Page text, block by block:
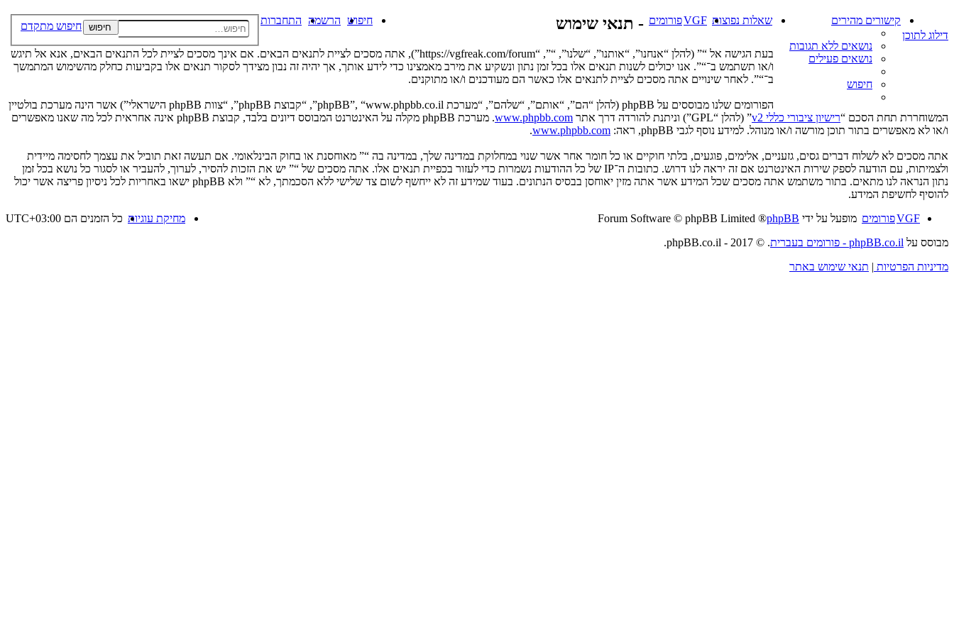
דילוג לתוכן
חיפוש חיפוש מתקדם קישורים מהירים
נושאים ללא תגובות
נושאים פעילים
חיפוש
שאלות נפוצות התחברות הרשמה VGFפורומים חיפוש - תנאי שימוש
בעת הגישה אל “” (להלן “אנחנו”, “אותנו”, “שלנו”, “”, “https://vgfreak.com/forum”), אתה מסכים לציית לתנאים הבאים. אם אינך מסכים לציית לכל התנאים הבאים, אנא אל תיגש
ו/או תשתמש ב־“”. אנו יכולים לשנות תנאים אלו בכל זמן נתון ונשקיע את מירב מאמצינו כדי לידע אותך, אך יהיה זה נבון מצידך לסקור תנאים אלו בקביעות כחלק מהשימוש המתמשך
ב־“”. לאחר שינויים אתה מסכים לציית לתנאים אלו כאשר הם מעודכנים ו/או מתוקנים.
הפורומים שלנו מבוססים על phpBB (להלן “הם”, “אותם”, “שלהם”, “מערכת phpBB”, “www.phpbb.co.il”, “קבוצת phpBB”, “צוות phpBB הישראלי”) אשר הינה מערכת בולטיין
המשוחררת תחת הסכם “רישיון ציבורי כללי v2 ” (להלן “GPL”) וניתנת להורדה דרך אתר www.phpbb.com
. מערכת phpBB מקלה על האינטרנט המבוסס דיונים בלבד, קבוצת phpBB אינה אחראית לכל מה שאנו מאפשרים
ו/או לא מאפשרים בתור תוכן מורשה ו/או מנוהל. למידע נוסף לגבי phpBB, ראה:
www.phpbb.com
.
אתה מסכים לא לשלוח דברים גסים, גזעניים, אלימים, פוגעים, בלתי חוקיים או כל חומר אחר אשר שנוי במחלוקת במדינה שלך, במדינה בה “” מאוחסנת או בחוק הבינלאומי. אם תעשה זאת תוביל את עצמך לחסימה מיידית
ולצמיתות, עם הודעה לספק שירות האינטרנט אם זה יראה לנו דרוש. כתובות ה־IP של כל ההודעות נשמרות כדי לעזור בכפיית תנאים אלו. אתה מסכים של “” יש את הזכות להסיר, לערוך, להעביר או לסגור כל נושא בכל זמן
נתון הנראה לנו מתאים. בתור משתמש אתה מסכים שכל המידע אשר אתה מזין יאוחסן בבסיס הנתונים. בעוד שמידע זה לא ייחשף לשום צד שלישי ללא הסכמתך, לא “” ולא phpBB ישאו באחריות לכל ניסיון פריצה אשר יכול
להוסיף לחשיפת המידע.
VGFפורומים כל הזמנים הם UTC+03:00 מחיקת עוגיות מופעל על ידי phpBB
® Forum Software © phpBB Limited
מבוסס על phpBB.co.il - פורומים בעברית
. © 2017 - phpBB.co.il.
מדיניות הפרטיות | תנאי שימוש באתר